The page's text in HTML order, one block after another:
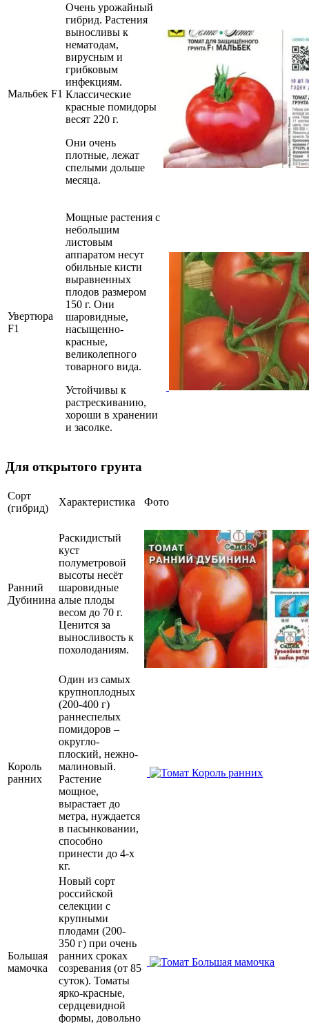
Мальбек F1
Очень урожайный
гибрид. Растения
выносливы к
нематодам,
вирусным и
грибковым
инфекциям.
Классические
красные помидоры
весят 220 г.
Они очень
плотные, лежат
спелыми дольше
месяца.
Увертюра
F1
Мощные растения с
небольшим
листовым
аппаратом несут
обильные кисти
выравненных
плодов размером
150 г. Они
шаровидные,
насыщенно-
красные,
великолепного
товарного вида.
Устойчивы к
растрескиванию,
хороши в хранении
и засолке.
Для открытого грунта
Сорт
(гибрид)
Характеристика Фото
Ранний
Дубинина
Раскидистый
куст
полуметровой
высоты несёт
шаровидные
алые плоды
весом до 70 г.
Ценится за
выносливость к
похолоданиям.
Король
ранних
Один из самых
крупноплодных
(200-400 г)
раннеспелых
помидоров –
округло-
плоский, нежно-
малиновый.
Растение
мощное,
вырастает до
метра, нуждается
в пасынковании,
способно
принести до 4-х
кг.
Большая
мамочка
Новый сорт
российской
селекции с
крупными
плодами (200-
350 г) при очень
ранних сроках
созревания (от 85
суток). Томаты
ярко-красные,
сердцевидной
формы, довольно